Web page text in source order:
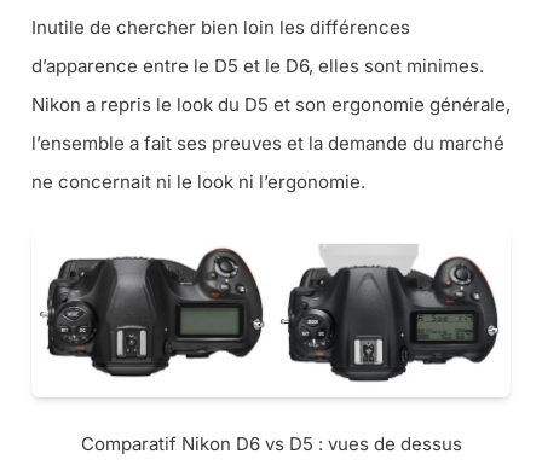
Inutile de chercher bien loin les différences
d’apparence entre le D5 et le D6, elles sont minimes.
Nikon a repris le look du D5 et son ergonomie générale,
l’ensemble a fait ses preuves et la demande du marché
ne concernait ni le look ni l’ergonomie.
Comparatif Nikon D6 vs D5 : vues de dessus